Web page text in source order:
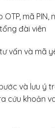
OTP, mã
đài viên
vấn và mã
và lưu ý
cứu khoản